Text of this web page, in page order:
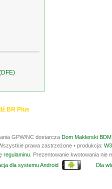
BR Plus
GPW/NC dostarcza Dom Maklerski
prawa zastrzeżone • produkcja:
regulaminu . Prezentowanie kwotowania
dla systemu Android Dla